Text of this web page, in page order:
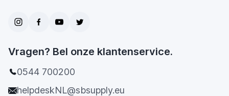
Vragen? Bel onze klantenservice.
0544 700200
helpdeskNL@sbsupply.eu